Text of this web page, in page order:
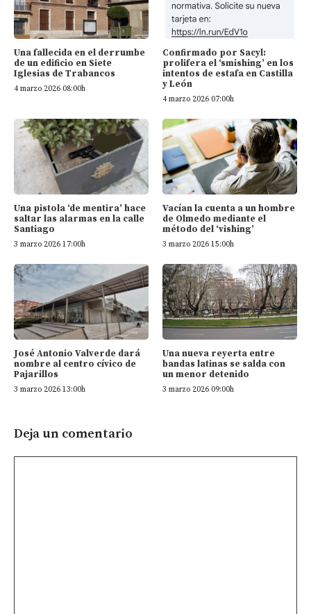
Una fallecida en el derrumbe
de un edificio en Siete
Iglesias de Trabancos
4 marzo 2026 08:00h
Confirmado por Sacyl:
prolifera el ‘smishing’ en los
intentos de estafa en Castilla
y León
4 marzo 2026 07:00h
Una pistola ‘de mentira’ hace
saltar las alarmas en la calle
Santiago
3 marzo 2026 17:00h
Vacían la cuenta a un hombre
de Olmedo mediante el
método del ‘vishing’
3 marzo 2026 15:00h
José Antonio Valverde dará
nombre al centro cívico de
Pajarillos
3 marzo 2026 13:00h
Una nueva reyerta entre
bandas latinas se salda con
un menor detenido
3 marzo 2026 09:00h
Deja un comentario